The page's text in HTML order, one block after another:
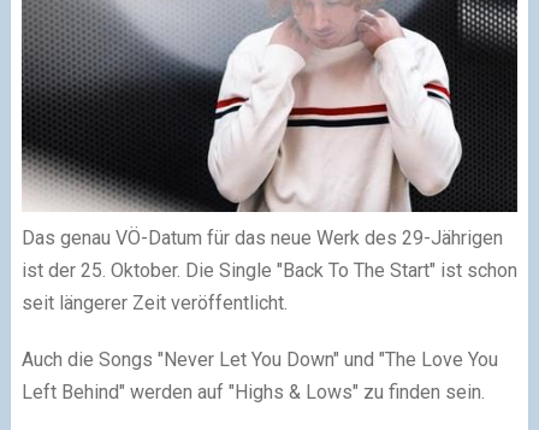
Das genau VÖ-Datum für das neue Werk des 29-Jährigen
ist der 25. Oktober. Die Single "Back To The Start" ist schon
seit längerer Zeit veröffentlicht.
Auch die Songs "Never Let You Down" und "The Love You
Left Behind" werden auf "Highs & Lows" zu finden sein.